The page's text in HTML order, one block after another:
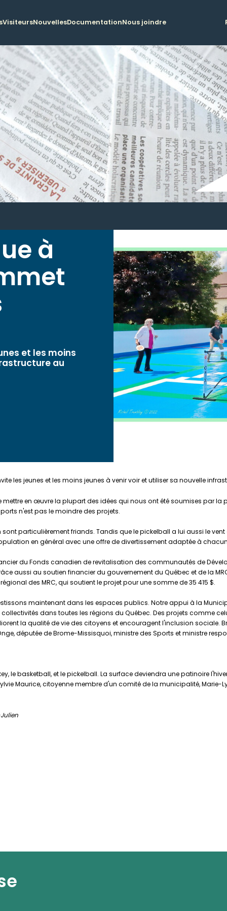
VisiteursNouvellesDocumentationNous joindre
à
et les moins
au
les jeunes et les moins jeunes à venir voir et utiliser sa nouvelle
en œuvre la plupart des idées qui nous ont été soumises par
n'est pas le moindre des projets.
particulièrement friands. Tandis que le pickelball a lui aussi le
en général avec une offre de divertissement adaptée à
du Fonds canadien de revitalisation des communautés de
aussi au soutien financier du gouvernement du Québec et de la
des MRC, qui soutient le projet pour une somme de 35 415 $.
maintenant dans les espaces publics. Notre appui à la
dans toutes les régions du Québec. Des projets comme
la qualité de vie des citoyens et encouragent l'inclusion sociale.
députée de Brome-Missisquoi, ministre des Sports et ministre
le basketball, et le pickelball. La surface deviendra une patinoire
Maurice, citoyenne membre d'un comité de la municipalité,